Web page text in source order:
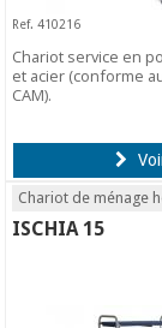
Ref. 410216
Chariot service en
et acier (conforme
CAM).
Chariot de ménage
ISCHIA 15